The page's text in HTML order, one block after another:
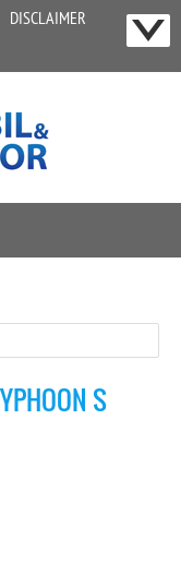
DISCLAIMER
S